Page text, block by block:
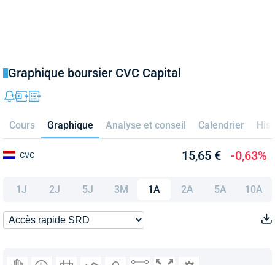
Graphique boursier CVC Capital
Cours Graphique Analyse et conseil Calendrier
CVC 15,65 € -0,63%
1J 2J 5J 3M 1A 2A 5A 10A